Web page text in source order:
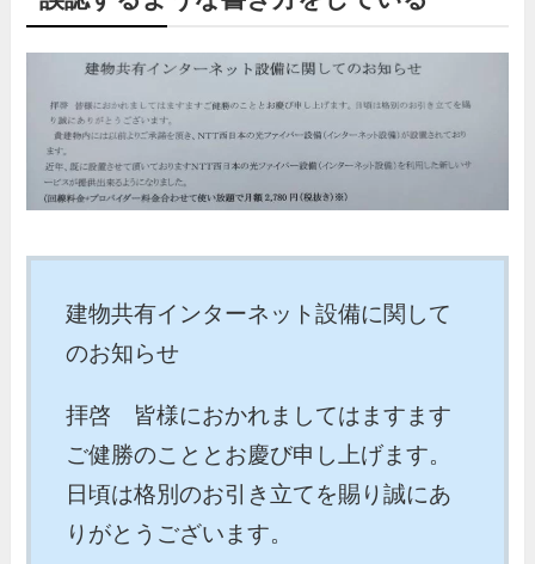
建物共有インターネット設備に関して
のお知らせ
拝啓 皆様におかれましてはますます
ご健勝のこととお慶び申し上げます。
日頃は格別のお引き立てを賜り誠にあ
りがとうございます。